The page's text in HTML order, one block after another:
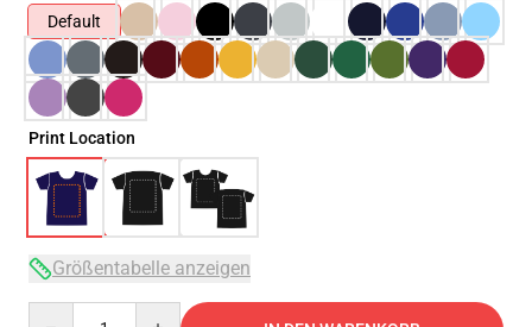
Default
Print Location
Größentabelle anzeigen